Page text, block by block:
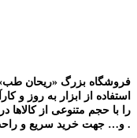
استفاده از ابزار به روز و
را با حجم متنوعی از
و… جهت خرید سریع و راحت مشتریان خود راه اندازی نموده است .